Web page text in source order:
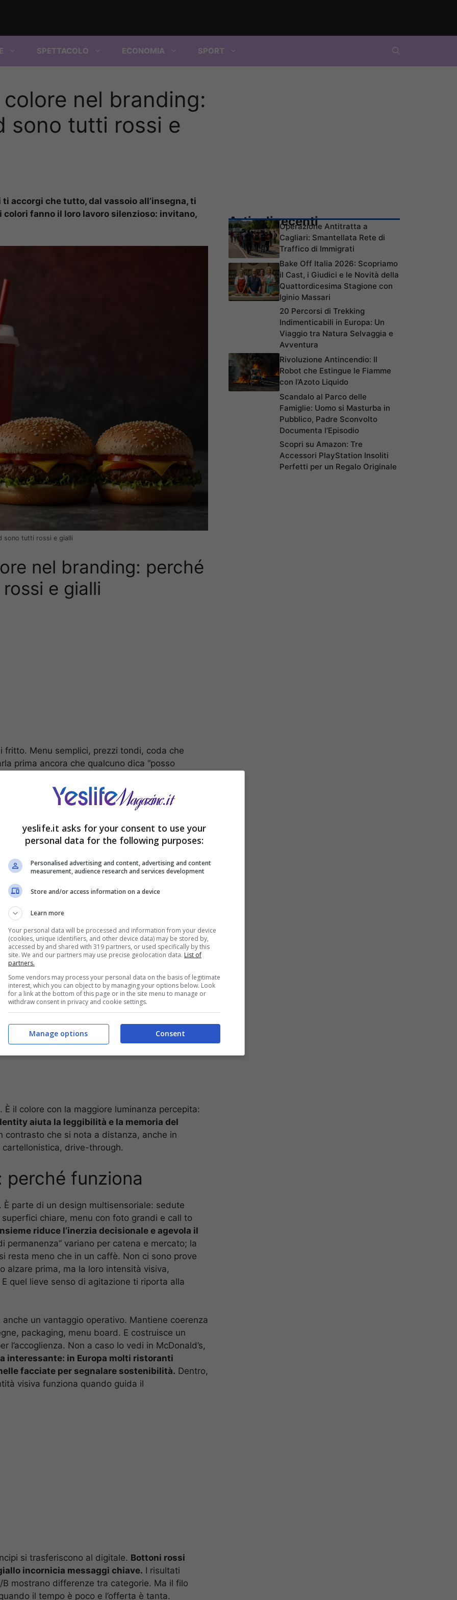
SPETTACOLO ECONOMIA SPORT
nel branding:
sono tutti rossi e
accorgi che tutto, dal vassoio all’insegna, ti
colori fanno il loro lavoro silenzioso: invitano,
sono tutti rossi e gialli
nel branding: perché
e gialli
Menu semplici, prezzi tondi, coda che
prima ancora che qualcuno dica “posso
Dirigono lo sguardo. Scandiscono i tempi.
economico, senza fronzoli. I designer lo
e della Senape”.Funziona perché i toni caldi
e innescano risposte viscerali. Ma andiamo
e giallo
azione. Aumenta l’attivazione fisiologica.
Nel cibo, viene associato a intensità di
la fame” è diffusa, ma la letteratura
non è dimostrato in modo definitivo.
il colore con la maggiore luminanza percepita:
aiuta la leggibilità e la memoria del
contrasto che si nota a distanza, anche in
drive-through.
perché funziona
parte di un design multisensoriale: sedute
chiare, menu con foto grandi e call to
riduce l’inerzia decisionale e agevola il
permanenza” variano per catena e mercato; la
resta meno che in un caffè. Non ci sono prove
alzare prima, ma la loro intensità visiva,
quel lieve senso di agitazione ti riporta alla
anche un vantaggio operativo. Mantiene coerenza
packaging, menu board. E costruisce un
l’accoglienza. Non a caso lo vedi in McDonald’s,
interessante: in Europa molti ristoranti
facciate per segnalare sostenibilità. Dentro,
visiva funziona quando guida il
si trasferiscono al digitale. Bottoni rossi
incornicia messaggi chiave. I risultati
mostrano differenze tra categorie. Ma il filo
il tempo è poco e l’offerta è tanta.
Articoli recentiOperazione Antitratta a
Cagliari: Smantellata Rete di
Traffico di Immigrati
Bake Off Italia 2026: Scopriamo
il Cast, i Giudici e le Novità della
Quattordicesima Stagione con
Iginio Massari
20 Percorsi di Trekking
Indimenticabili in Europa: Un
Viaggio tra Natura Selvaggia e
Avventura
Rivoluzione Antincendio: Il
Robot che Estingue le Fiamme
con l’Azoto Liquido
Scandalo al Parco delle
Famiglie: Uomo si Masturba in
Pubblico, Padre Sconvolto
Documenta l’Episodio
Scopri su Amazon: Tre
Accessori PlayStation Insoliti
Perfetti per un Regalo Originale
yeslife.it asks for your consent to use your
personal data for the following purposes:
Personalised advertising and content, advertising and content
measurement, audience research and services development
Store and/or access information on a device
Learn more
Your personal data will be processed and information from your device
(cookies, unique identifiers, and other device data) may be stored by,
accessed by and shared with 319 partners, or used specifically by this
site. We and our partners may use precise geolocation data. List of
partners.
Some vendors may process your personal data on the basis of legitimate
interest, which you can object to by managing your options below. Look
for a link at the bottom of this page or in the site menu to manage or
withdraw consent in privacy and cookie settings.
Consent
Manage options